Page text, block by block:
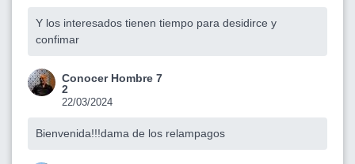
Y los interesados tienen tiempo para desidirce y
confimar
Conocer Hombre 7
2
22/03/2024
Bienvenida!!!dama de los relampagos